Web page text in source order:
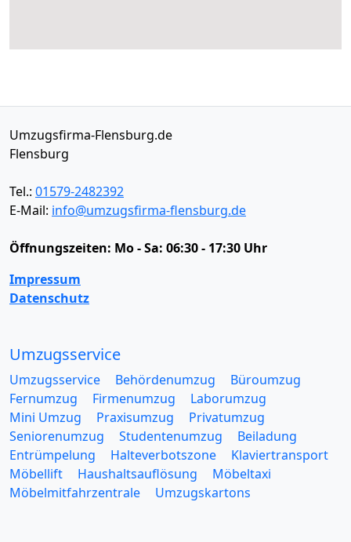
Umzugsfirma-Flensburg.de
Flensburg
Tel.: 01579-2482392
E-Mail: info@umzugsfirma-flensburg.de
Öffnungszeiten: Mo - Sa: 06:30 - 17:30 Uhr
Impressum
Datenschutz
Umzugsservice
Umzugsservice Behördenumzug
Büroumzug
Fernumzug
Firmenumzug
Laborumzug
Mini Umzug
Praxisumzug
Privatumzug
Seniorenumzug
Studentenumzug
Beiladung
Entrümpelung
Halteverbotszone
Klaviertransport
Möbellift
Haushaltsauflösung
Möbeltaxi
Möbelmitfahrzentrale
Umzugskartons